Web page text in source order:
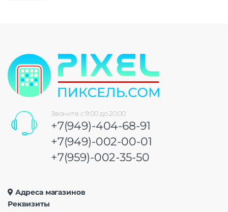
Звоните с 9:00 до 20:00
+7(949)-404-68-91
+7(949)-002-00-01
+7(959)-002-35-50
Адреса магазинов
Реквизиты